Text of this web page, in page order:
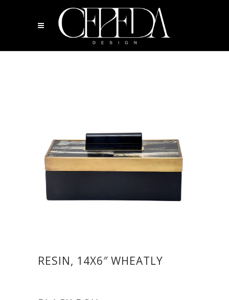
RESIN, 14X6″ WHEATLY